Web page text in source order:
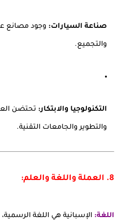
صناعة السيارات: وجود مصانع
والتجميع.
التكنولوجيا والابتكار: تحتضن
والتطوير والجامعات التقنية.
8. العملة واللغة والعلم:
اللغة: الإسبانية هي اللغة